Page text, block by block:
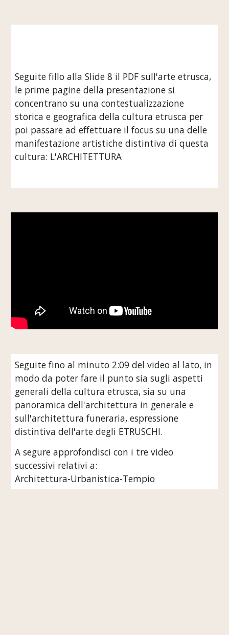
Seguite fillo alla Slide 8 il PDF sull'arte etrusca,
le prime pagine della presentazione si
concentrano su una contestualizzazione
storica e geografica della cultura etrusca per
poi passare ad effettuare il focus su una delle
manifestazione artistiche distintiva di questa
cultura: L'ARCHITETTURA
Seguite fino al minuto 2:09 del video al lato, in
modo da poter fare il punto sia sugli aspetti
generali della cultura etrusca, sia su una
panoramica dell'architettura in generale e
sull'architettura funeraria, espressione
distintiva dell'arte degli ETRUSCHI.
A segure approfondisci con i tre video
successivi relativi a:
Architettura-Urbanistica-Tempio